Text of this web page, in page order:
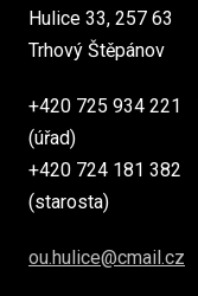
Hulice 33, 257 63
Trhový Štěpánov
+420 725 934 221
(úřad)
+420 724 181 382
(starosta)
ou.hulice@cmail.cz